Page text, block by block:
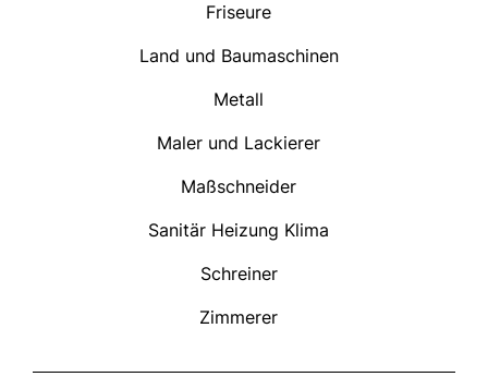
Friseure
Land und Baumaschinen
Metall
Maler und Lackierer
Maßschneider
Sanitär Heizung Klima
Schreiner
Zimmerer